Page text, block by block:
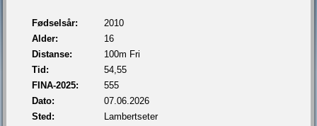
Fødselsår:
2010
Alder:
16
Distanse:
100m Fri
Tid:
54,55
FINA-2025:
555
Dato:
07.06.2026
Sted:
Lambertseter